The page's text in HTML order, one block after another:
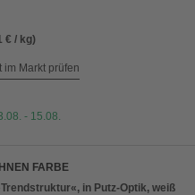
€ / kg)
im Markt prüfen
- 15.08.
FARBE
in Putz-Optik, weiß